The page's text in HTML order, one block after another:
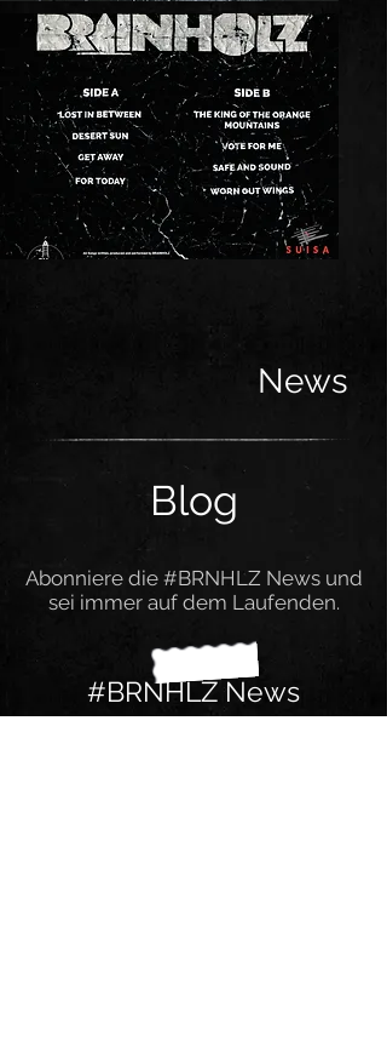
News
Blog
Abonniere die #BRNHLZ News und
sei immer auf dem Laufenden.
#BRNHLZ News